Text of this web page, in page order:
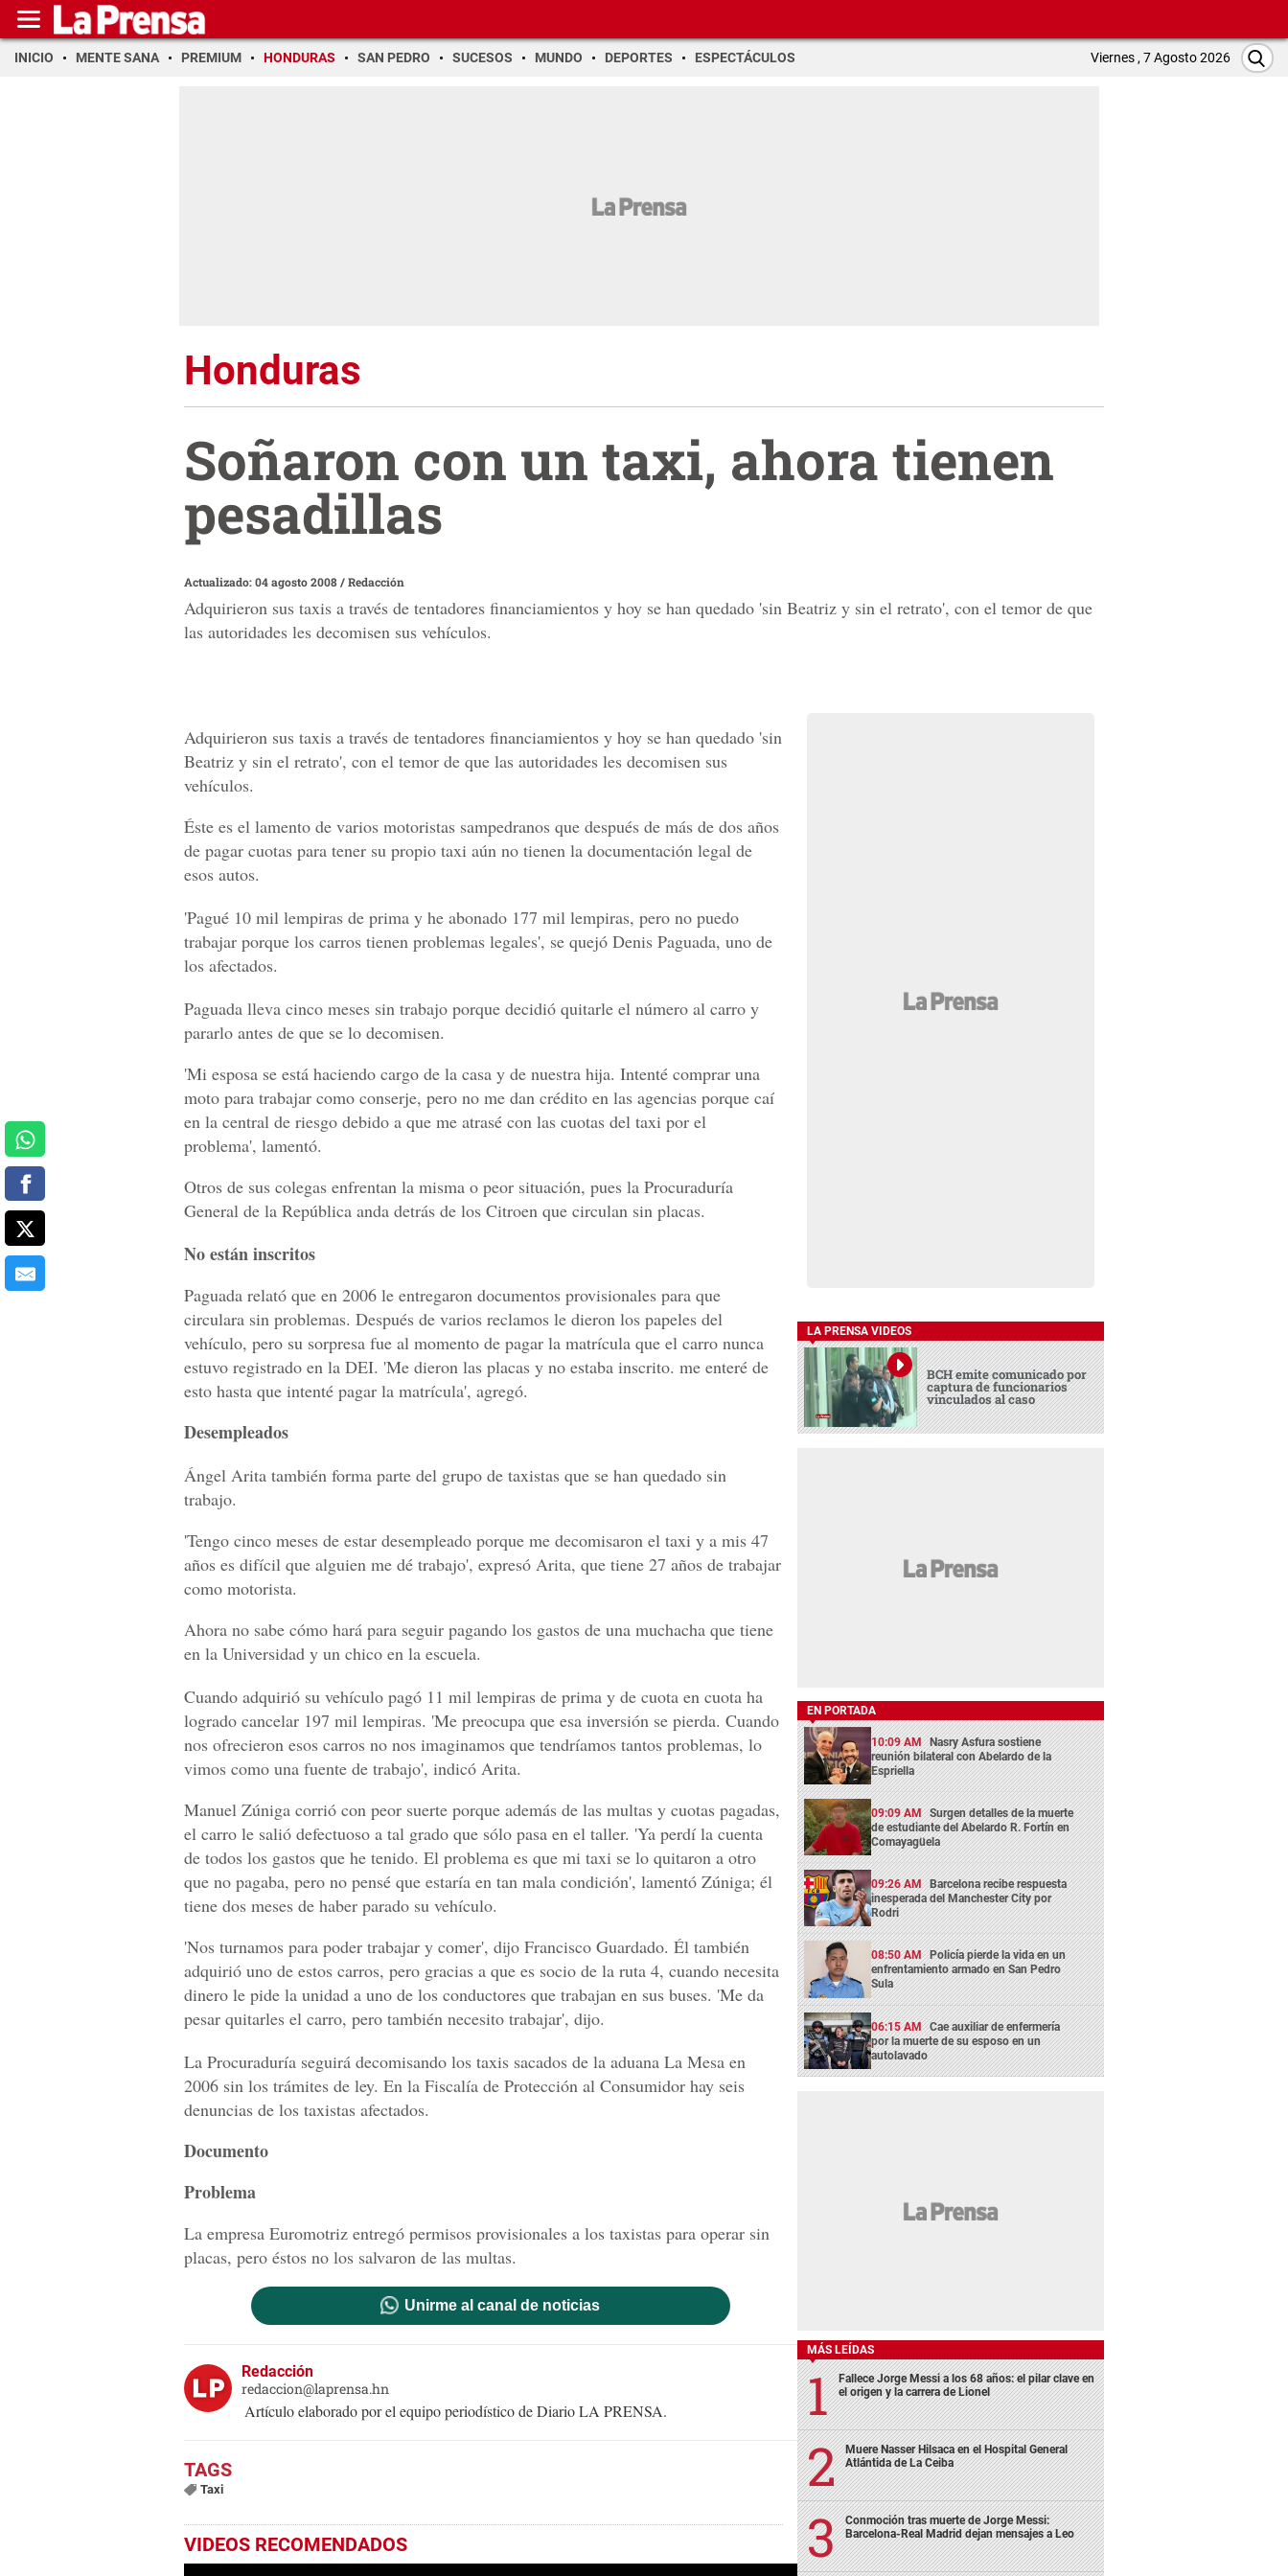
INICIO MENTE SANA PREMIUM HONDURAS SAN PEDRO SUCESOS MUNDO DEPORTES ESPECTÁCULOS Viernes , 7 Agosto 2026
Honduras
Soñaron con un taxi, ahora tienen
pesadillas
Actualizado: 04 agosto 2008/Redacción
Adquirieron sus taxis a través de tentadores financiamientos y hoy se han quedado 'sin Beatriz y sin el retrato', con el temor de que
las autoridades les decomisen sus vehículos.
Adquirieron sus taxis a través de tentadores financiamientos y hoy se han quedado 'sin
Beatriz y sin el retrato', con el temor de que las autoridades les decomisen sus
vehículos.
Éste es el lamento de varios motoristas sampedranos que después de más de dos años
de pagar cuotas para tener su propio taxi aún no tienen la documentación legal de
esos autos.
'Pagué 10 mil lempiras de prima y he abonado 177 mil lempiras, pero no puedo
trabajar porque los carros tienen problemas legales', se quejó Denis Paguada, uno de
los afectados.
Paguada lleva cinco meses sin trabajo porque decidió quitarle el número al carro y
pararlo antes de que se lo decomisen.
'Mi esposa se está haciendo cargo de la casa y de nuestra hija. Intenté comprar una
moto para trabajar como conserje, pero no me dan crédito en las agencias porque caí
en la central de riesgo debido a que me atrasé con las cuotas del taxi por el
problema', lamentó.
Otros de sus colegas enfrentan la misma o peor situación, pues la Procuraduría
General de la República anda detrás de los Citroen que circulan sin placas.
No están inscritos
Paguada relató que en 2006 le entregaron documentos provisionales para que
circulara sin problemas. Después de varios reclamos le dieron los papeles del
vehículo, pero su sorpresa fue al momento de pagar la matrícula que el carro nunca
estuvo registrado en la DEI. 'Me dieron las placas y no estaba inscrito. me enteré de
esto hasta que intenté pagar la matrícula', agregó.
Desempleados
Ángel Arita también forma parte del grupo de taxistas que se han quedado sin
trabajo.
'Tengo cinco meses de estar desempleado porque me decomisaron el taxi y a mis 47
años es difícil que alguien me dé trabajo', expresó Arita, que tiene 27 años de trabajar
como motorista.
Ahora no sabe cómo hará para seguir pagando los gastos de una muchacha que tiene
en la Universidad y un chico en la escuela.
Cuando adquirió su vehículo pagó 11 mil lempiras de prima y de cuota en cuota ha
logrado cancelar 197 mil lempiras. 'Me preocupa que esa inversión se pierda. Cuando
nos ofrecieron esos carros no nos imaginamos que tendríamos tantos problemas, lo
vimos como una fuente de trabajo', indicó Arita.
Manuel Zúniga corrió con peor suerte porque además de las multas y cuotas pagadas,
el carro le salió defectuoso a tal grado que sólo pasa en el taller. 'Ya perdí la cuenta
de todos los gastos que he tenido. El problema es que mi taxi se lo quitaron a otro
que no pagaba, pero no pensé que estaría en tan mala condición', lamentó Zúniga; él
tiene dos meses de haber parado su vehículo.
'Nos turnamos para poder trabajar y comer', dijo Francisco Guardado. Él también
adquirió uno de estos carros, pero gracias a que es socio de la ruta 4, cuando necesita
dinero le pide la unidad a uno de los conductores que trabajan en sus buses. 'Me da
pesar quitarles el carro, pero también necesito trabajar', dijo.
La Procuraduría seguirá decomisando los taxis sacados de la aduana La Mesa en
2006 sin los trámites de ley. En la Fiscalía de Protección al Consumidor hay seis
denuncias de los taxistas afectados.
Documento
Problema
La empresa Euromotriz entregó permisos provisionales a los taxistas para operar sin
placas, pero éstos no los salvaron de las multas.
Unirme al canal de noticias
Redacción
redaccion@laprensa.hn
Artículo elaborado por el equipo periodístico de Diario LA PRENSA.
Taxi
VIDEOS RECOMENDADOS
LA PRENSA VIDEOS
BCH emite comunicado por
captura de funcionarios
vinculados al caso
EN PORTADA
10:09 AM Nasry Asfura sostiene
reunión bilateral con Abelardo de la
Espriella
09:09 AM Surgen detalles de la muerte
de estudiante del Abelardo R. Fortín en
Comayagüela
09:26 AM Barcelona recibe respuesta
inesperada del Manchester City por
Rodri
08:50 AM Policía pierde la vida en un
enfrentamiento armado en San Pedro
Sula
06:15 AM Cae auxiliar de enfermería
por la muerte de su esposo en un
autolavado
MÁS LEÍDAS
Fallece Jorge Messi a los 68 años: el pilar clave en
el origen y la carrera de Lionel
Muere Nasser Hilsaca en el Hospital General
Atlántida de La Ceiba
Conmoción tras muerte de Jorge Messi:
Barcelona-Real Madrid dejan mensajes a Leo